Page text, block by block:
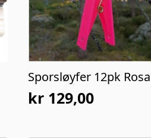
Sporsløyfer 12pk Rosa
kr129,00